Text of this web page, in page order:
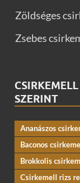
Zöldséges
Zsebes
SZERINT
Ananászos
Baconos
Brokkolis
Csirkemell rizs